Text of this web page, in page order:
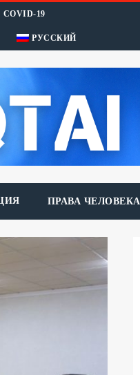
COVID-19
РУССКИЙ
ПРАВА ЧЕЛОВЕКА